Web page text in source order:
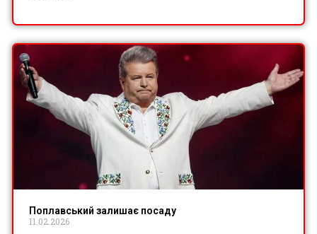
Поплавський залишає посаду
11.02.2026